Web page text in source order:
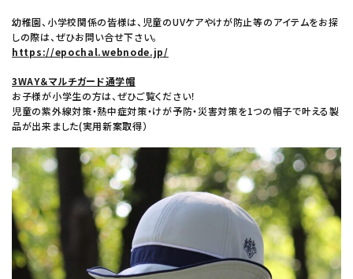
幼稚園、小学校関係の皆様は、児童のUVケアやけが防止等のアイテムをお探
しの際は、ぜひお問い合せ下さい。
https://epochal.webnode.jp/
3WAY＆マルチガード通学帽
お子様が小学生の方は、ぜひご覧ください！
児童の紫外線対策・熱中症対策・けが予防・災害対策を1つの帽子で叶える製
品が出来ました(実用新案取得）